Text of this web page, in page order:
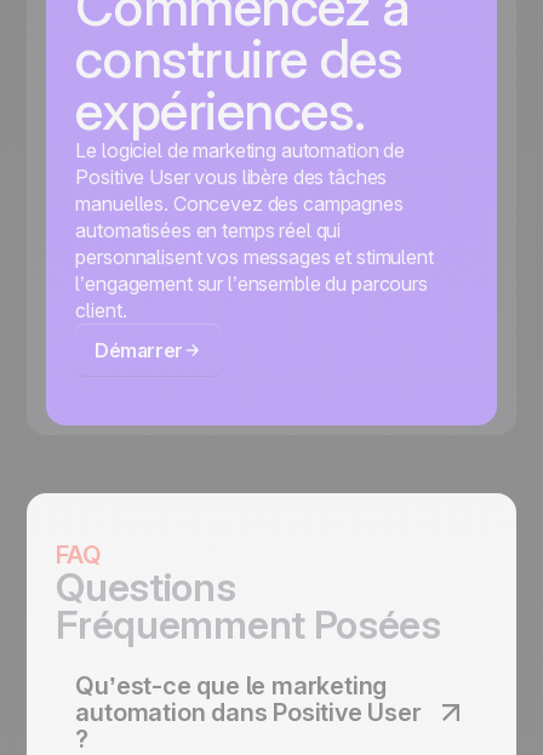
construire des
expériences.
Le logiciel de marketing automation de
Positive User vous libère des tâches
manuelles. Concevez des campagnes
automatisées en temps réel qui
personnalisent vos messages et stimulent
l’engagement sur l’ensemble du parcours
client.
Démarrer
FAQ
Questions
Fréquemment Posées
Qu’est-ce que le marketing
automation dans Positive User
?